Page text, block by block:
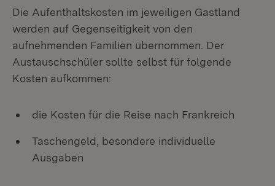
Die Aufenthaltskosten im jeweiligen Gastland
werden auf Gegenseitigkeit von den
aufnehmenden Familien übernommen. Der
Austauschschüler sollte selbst für folgende
Kosten aufkommen:
die Kosten für die Reise nach Frankreich
Taschengeld, besondere individuelle
Ausgaben